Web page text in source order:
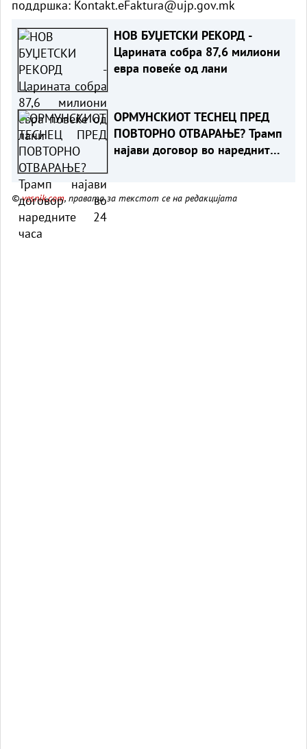
поддршка: Kontakt.eFaktura@ujp.gov.mk
НОВ БУЏЕТСКИ РЕКОРД -
Царината собра 87,6 милиони
евра повеќе од лани
ОРМУНСКИОТ ТЕСНЕЦ ПРЕД
ПОВТОРНО ОТВАРАЊЕ? Трамп
најави договор во наредните
©vesnik.com, правата за текстот се на редакцијата